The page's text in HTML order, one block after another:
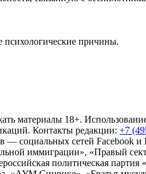
психологические причины.
материалы 18+.
Контакты редакции: +7
социальных сетей Facebook и
иммиграции», «Правый
политическая